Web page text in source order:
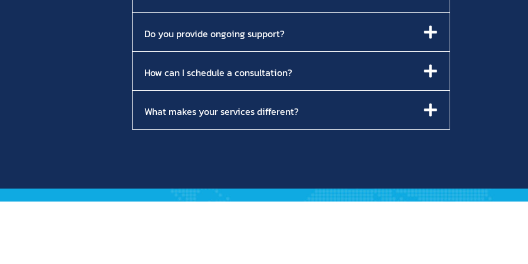
Do you provide ongoing support?
How can I schedule a consultation?
What makes your services different?